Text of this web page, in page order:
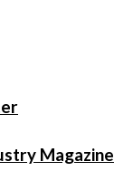
Magazine